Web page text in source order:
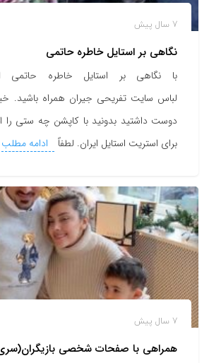
7 سال پیش
نگاهی بر استایل خاطره حاتمی
با نگاهی بر استایل خاطره
لباس سایت تفریحی جیران همراه باشید.
دوست داشتید بدونید با کاپشن چه ستی را
برای استریت استایل ایران. لطفاً
ادامه مطلب
7 سال پیش
همراهی با صفحات شخصی